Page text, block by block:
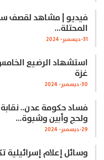
فيديو | مشاهد لقصف
المحتلة…
31-ديسمبر- 2024
استشهاد الرضيع
غزة
30-ديسمبر- 2024
فساد حكومة عدن..
ولحج وأبين وشبوة…
29-ديسمبر- 2024
وسائل إعلام